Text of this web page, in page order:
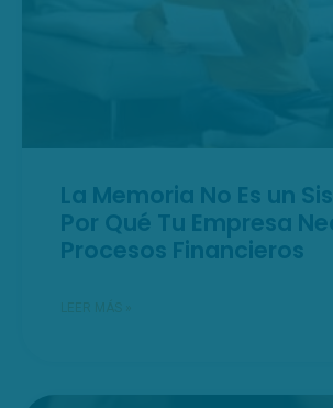
La Memoria No Es un
Por Qué Tu Empresa
Procesos Financieros